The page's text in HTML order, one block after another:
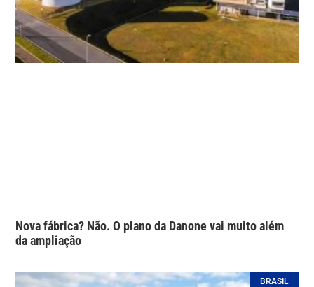
Nova fábrica? Não. O plano da Danone vai muito além
da ampliação
BRASIL